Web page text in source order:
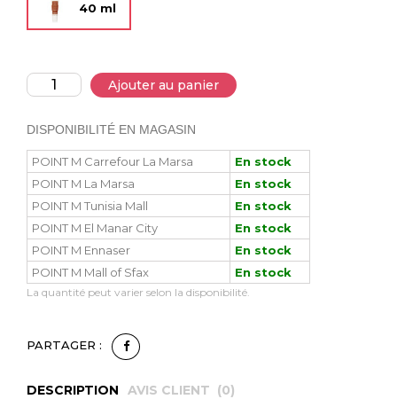
40 ml
Ajouter au panier
DISPONIBILITÉ EN MAGASIN
POINT M Carrefour La Marsa
En stock
POINT M La Marsa
En stock
POINT M Tunisia Mall
En stock
POINT M El Manar City
En stock
POINT M Ennaser
En stock
POINT M Mall of Sfax
En stock
La quantité peut varier selon la disponibilité.
PARTAGER :
DESCRIPTION AVIS CLIENT (0)